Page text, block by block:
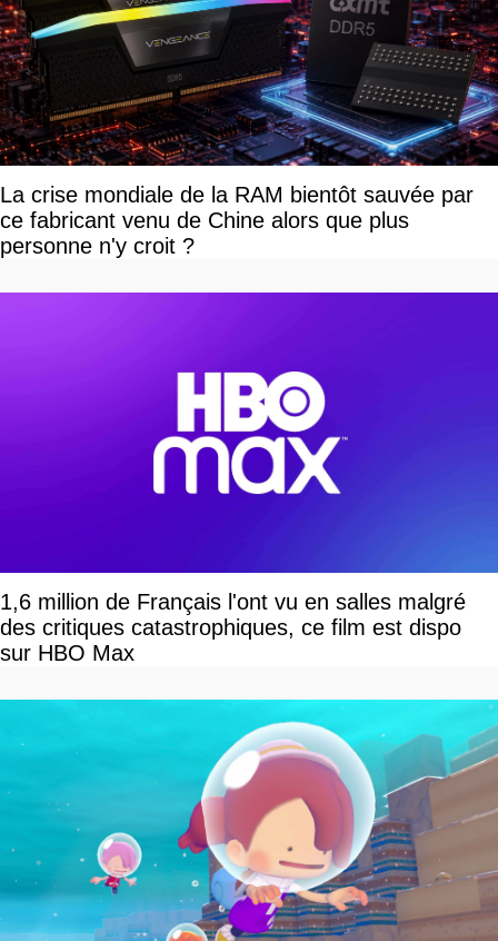
La crise mondiale de la RAM bientôt sauvée par
ce fabricant venu de Chine alors que plus
personne n'y croit ?
1,6 million de Français l'ont vu en salles malgré
des critiques catastrophiques, ce film est dispo
sur HBO Max